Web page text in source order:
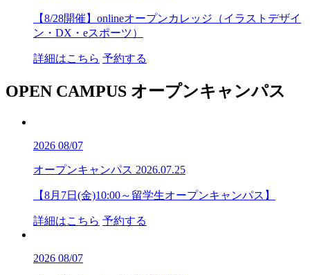
【8/28開催】onlineオープンカレッジ（イラストデザイ
ン・DX・eスポーツ）
詳細はこちら 予約する
OPEN CAMPUS オープンキャンパス
2026 08/07
オープンキャンパス 2026.07.25
【8月7日(金)10:00～留学生オープンキャンパス】
詳細はこちら 予約する
2026 08/07